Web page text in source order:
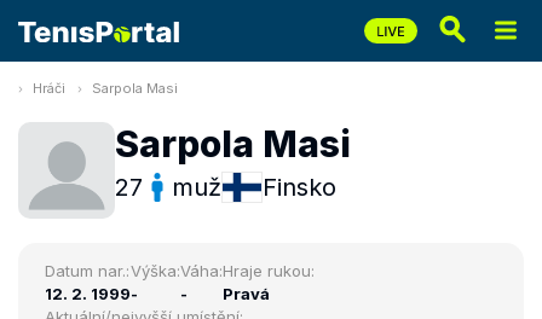
Hráči Sarpola Masi
Sarpola Masi
27 muž Finsko
Datum nar.:
12. 2. 1999
Výška:
-
Váha:
-
Hraje rukou:
Pravá